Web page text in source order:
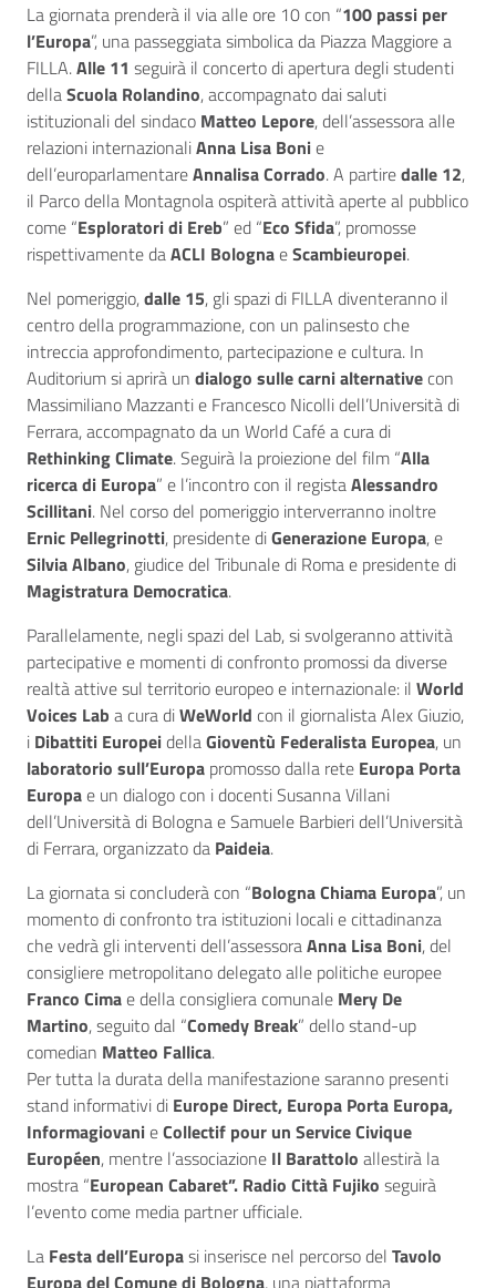
La giornata prenderà il via alle ore 10 con “100 passi per
l’Europa”, una passeggiata simbolica da Piazza Maggiore a
FILLA.Alle 11 seguirà il concerto di apertura degli studenti
dellaScuola Rolandino, accompagnato dai saluti
istituzionali del sindaco Matteo Lepore, dell’assessora alle
relazioni internazionaliAnna Lisa Bonie
dell’europarlamentareAnnalisa Corrado. A partiredalle 12,
il Parco della Montagnola ospiterà attività aperte al pubblico
come “Esploratori di Ereb” ed “Eco Sfida”, promosse
rispettivamente daACLI BolognaeScambieuropei.
Nel pomeriggio,dalle 15, gli spazi di FILLA diventeranno il
centro della programmazione, con un palinsesto che
intreccia approfondimento, partecipazione e cultura. In
Auditorium si aprirà un dialogo sulle carni alternative con
Massimiliano Mazzanti e Francesco Nicolli dell’Università di
Ferrara, accompagnato da un World Café a cura di
Rethinking Climate. Seguirà la proiezione del film “Alla
ricerca di Europa” e l’incontro con il registaAlessandro
Scillitani. Nel corso del pomeriggio interverranno inoltre
Ernic Pellegrinotti, presidente diGenerazione Europa, e
Silvia Albano, giudice del Tribunale di Roma e presidente di
Magistratura Democratica.
Parallelamente, negli spazi del Lab, si svolgeranno attività
partecipative e momenti di confronto promossi da diverse
realtà attive sul territorio europeo e internazionale: il World
Voices Lab a cura diWeWorld con il giornalista Alex Giuzio,
i Dibattiti EuropeidellaGioventù Federalista Europea, un
laboratorio sull’Europa promosso dalla rete Europa Porta
Europae un dialogo con i docenti Susanna Villani
dell’Università di Bologna e Samuele Barbieri dell’Università
di Ferrara, organizzato da Paideia.
La giornata si concluderà con “Bologna Chiama Europa”, un
momento di confronto tra istituzioni locali e cittadinanza
che vedrà gli interventi dell’assessoraAnna Lisa Boni, del
consigliere metropolitano delegato alle politiche europee
Franco Cimae della consigliera comunale Mery De
Martino, seguito dal “Comedy Break” dello stand-up
comedian Matteo Fallica.
Per tutta la durata della manifestazione saranno presenti
stand informativi di Europe Direct, Europa Porta Europa,
InformagiovanieCollectif pour un Service Civique
Européen, mentre l’associazione Il Barattolo allestirà la
mostra “European Cabaret”. Radio Città Fujiko seguirà
l’evento come media partner ufficiale.
La Festa dell’Europasi inserisce nel percorso del Tavolo